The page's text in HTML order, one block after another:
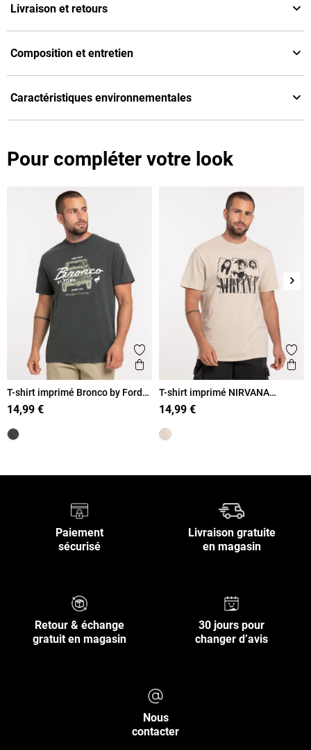
Livraison et retours
Composition et entretien
Caractéristiques environnementales
Pour compléter votre look
Ajouter aux favoris
Aperçu rapide
T-shirt imprimé Bronco by Ford
homme
14,99 €
T-shirt imprimé NIRVANA
homme
14,99 €
Paiement
sécurisé
Livraison gratuite
en magasin
Retour & échange
gratuit en magasin
30 jours pour
changer d’avis
Nous
contacter